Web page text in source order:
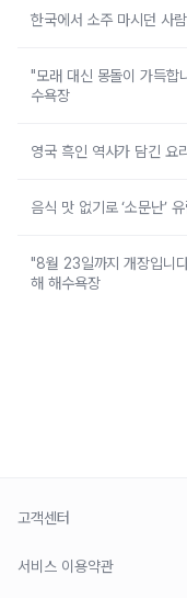
한국에서 소주 마시던 사
"모래 대신 몽돌이 가득합
수욕장
영국 흑인 역사가 담긴 요
음식 맛 없기로 ‘소문난’
"8월 23일까지 개장입니
해 해수욕장
고객센터
서비스 이용약관